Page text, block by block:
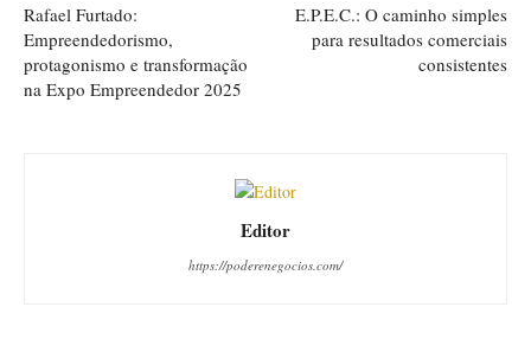
Rafael Furtado:
Empreendedorismo,
protagonismo e transformação
na Expo Empreendedor 2025
E.P.E.C.: O caminho simples
para resultados comerciais
consistentes
Editor
https://poderenegocios.com/